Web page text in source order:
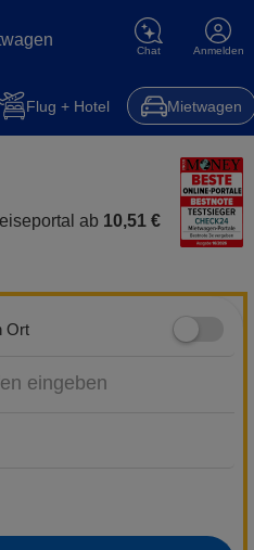
Chat Anmelden
Kfz-Versicherung
Flug + Hotel Mietwagen
ab 10,51 €
Ort